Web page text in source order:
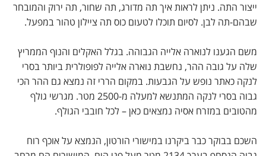
ייצור התה. ניתן לראות איך תה מדורג, תה שחור, תה ירוק והמובחר
שבהם-תה לבן. לסיום תוכלו לטעום כוס תה ציילון טהור במפעל.
משם הגענו לנוארה אלייה הגבוהה. בגלל האקלים והנוף הממריץ
שלה על גובה ההר, נחשבת נוארה אלייה לפופולרית ביותר בסרי
לנקה כאתר נופש על הגבעות. במקום הררי זה נמצא גם ההר הכי
גבוה בסרי לנקה המתנשא למעלה מ-2500 מטר. מגרשי גולף
מהטובים במזרח אסיה נמצאים כאן – לכל חובבי הגולף.
השכם בבוקר כבר ביקרנו במישורי הורטון, הנמצא על אוכף רוח